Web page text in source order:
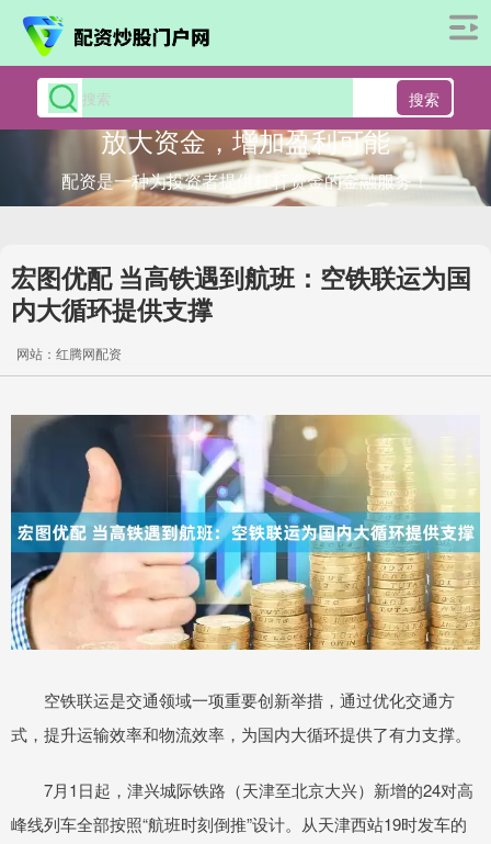
搜索
放大资金，增加盈利可能
配资是一种为投资者提供杠杆资金的金融服务！
宏图优配 当高铁遇到航班：空铁联运为国
内大循环提供支撑
网站：红腾网配资
空铁联运是交通领域一项重要创新举措，通过优化交通方
式，提升运输效率和物流效率，为国内大循环提供了有力支撑。
7月1日起，津兴城际铁路（天津至北京大兴）新增的24对高
峰线列车全部按照“航班时刻倒推”设计。从天津西站19时发车的